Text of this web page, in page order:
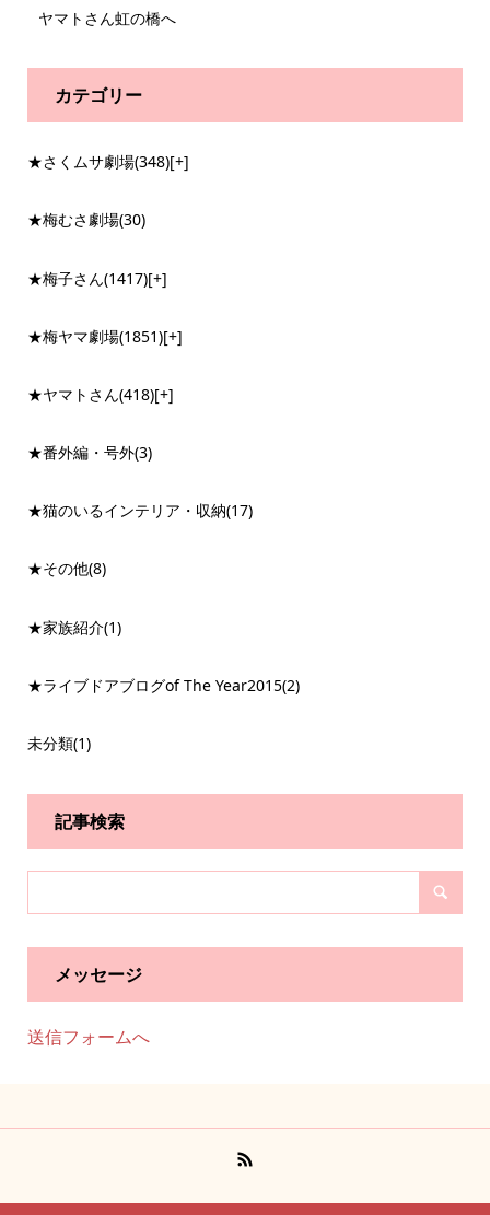
ヤマトさん虹の橋へ
カテゴリー
★さくムサ劇場(348)[+]
★梅むさ劇場(30)
★梅子さん(1417)[+]
★梅ヤマ劇場(1851)[+]
★ヤマトさん(418)[+]
★番外編・号外(3)
★猫のいるインテリア・収納(17)
★その他(8)
★家族紹介(1)
★ライブドアブログof The Year2015(2)
未分類(1)
記事検索
メッセージ
送信フォームへ